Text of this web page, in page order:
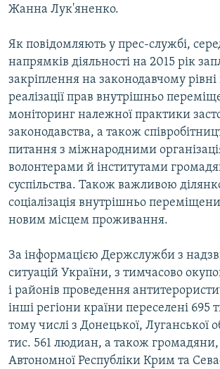
Жанна Лук'яненко.
Як повідомляють у прес-службі,
напрямків діяльності на 2015 рік
закріплення на законодавчому рівні
реалізації прав внутрішньо
моніторинг належної практики
законодавства, а також
питання з міжнародними
волонтерами й інститутами
суспільства. Також важливою
соціалізація внутрішньо
новим місцем проживання.
За інформацією Держслужби з
ситуацій України, з тимчасово
і районів проведення
інші регіони країни переселені 695
тому числі з Донецької, Луганської
тис. 561 людиан, а також громадяни,
Автономної Республіки Крим та